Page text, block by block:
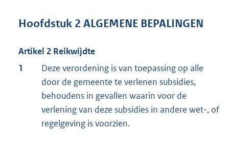
Hoofdstuk 2 ALGEMENE BEPALINGEN
Artikel 2 Reikwijdte
1
Deze verordening is van toepassing op alle
door de gemeente te verlenen subsidies,
behoudens in gevallen waarin voor de
verlening van deze subsidies in andere wet-, of
regelgeving is voorzien.